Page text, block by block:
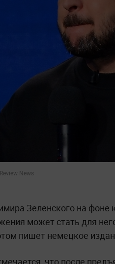
News
Зеленского на фоне
может стать для
пишет немецкое